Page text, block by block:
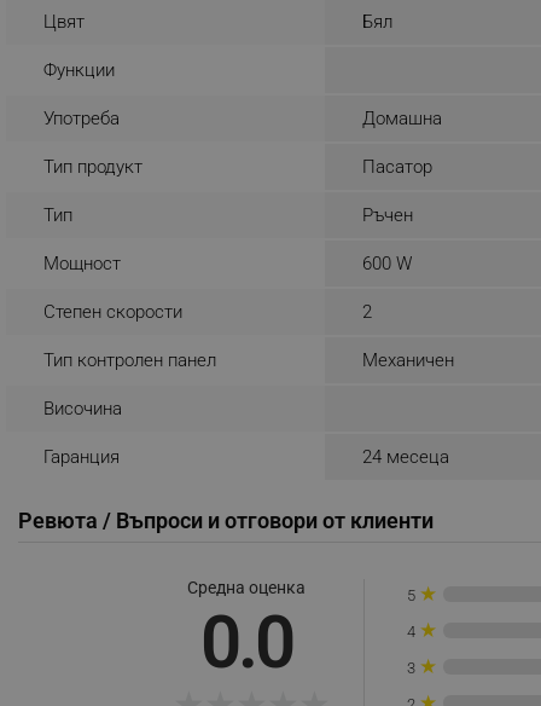
Цвят Бял
Функции
Употреба Домашна
Тип продукт Пасатор
Тип Ръчен
Мощност 600 W
Степен скорости 2
Тип контролен панел Механичен
Височина
Гаранция 24 месеца
Ревюта / Въпроси и отговори от клиенти
Средна оценка
0.0
5 ★
4 ★
3 ★
segmentifyExtension
rlv_mode
rlv_g
rlv_iv
rlv_e_pt
rlv_h_profile